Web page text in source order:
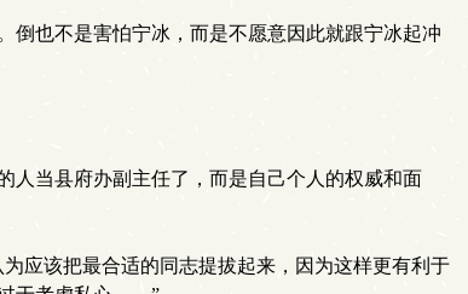
也不是害怕宁冰，而是不愿意因此就跟宁冰起冲
人当县府办副主任了，而是自己个人的权威和面
应该把最合适的同志提拔起来，因为这样更有利于